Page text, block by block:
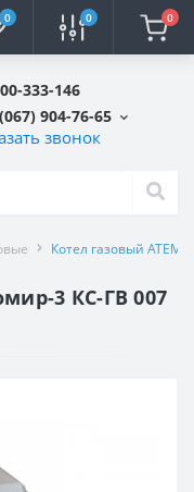
0 0 0
333-146
904-76-65
звонок
Котел газовый АТЕМ
3 КС-ГВ 007